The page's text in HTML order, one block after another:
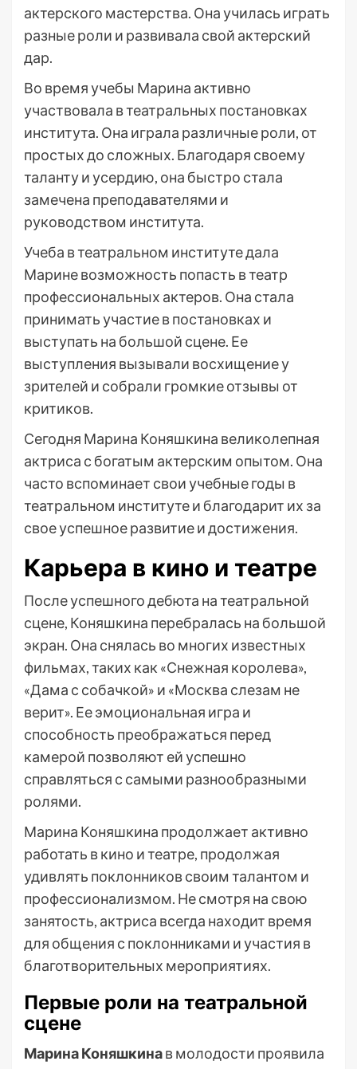
актерского мастерства. Она училась играть
разные роли и развивала свой актерский
дар.
Во время учебы Марина активно
участвовала в театральных постановках
института. Она играла различные роли, от
простых до сложных. Благодаря своему
таланту и усердию, она быстро стала
замечена преподавателями и
руководством института.
Учеба в театральном институте дала
Марине возможность попасть в театр
профессиональных актеров. Она стала
принимать участие в постановках и
выступать на большой сцене. Ее
выступления вызывали восхищение у
зрителей и собрали громкие отзывы от
критиков.
Сегодня Марина Коняшкина великолепная
актриса с богатым актерским опытом. Она
часто вспоминает свои учебные годы в
театральном институте и благодарит их за
свое успешное развитие и достижения.
Карьера в кино и театре
После успешного дебюта на театральной
сцене, Коняшкина перебралась на большой
экран. Она снялась во многих известных
фильмах, таких как «Снежная королева»,
«Дама с собачкой» и «Москва слезам не
верит». Ее эмоциональная игра и
способность преображаться перед
камерой позволяют ей успешно
справляться с самыми разнообразными
ролями.
Марина Коняшкина продолжает активно
работать в кино и театре, продолжая
удивлять поклонников своим талантом и
профессионализмом. Не смотря на свою
занятость, актриса всегда находит время
для общения с поклонниками и участия в
благотворительных мероприятиях.
Первые роли на театральной
сцене
Марина Коняшкинав молодости проявила